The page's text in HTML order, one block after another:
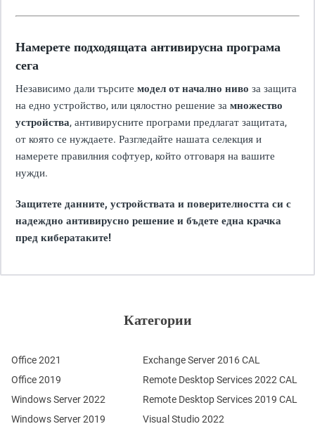
Намерете подходящата антивирусна програма
сега
Независимо дали търсите модел от начално ниво за защита
на едно устройство, или цялостно решение за множество
устройства, антивирусните програми предлагат защитата,
от която се нуждаете. Разгледайте нашата селекция и
намерете правилния софтуер, който отговаря на вашите
нужди.
Защитете данните, устройствата и поверителността си с
надеждно антивирусно решение и бъдете една крачка
пред кибератаките!
Категории
Office 2021
Office 2019
Windows Server 2022
Windows Server 2019
Remote Desktop Services 2022 CAL
Remote Desktop Services 2019 CAL
Exchange Server 2016 CAL
Visual Studio 2022